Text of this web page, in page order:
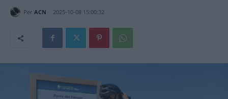
Per ACN 2025-10-08 15:00:32